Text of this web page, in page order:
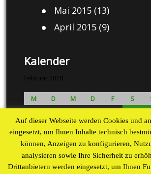
Mai 2015(13)
April 2015(9)
Kalender
Februar 2020
M D M D F S
1
3
4 5 6 7 8
10
11 12 13 14 15
22
24
Auf dieser Webseite werden Cookies und
eingesetzt, um Ihnen Inhalte technisch
können, Anzeigen zu konfigurieren,
analysieren sowie Ihre Sicherheit zu
Drittanbietern werden eingesetzt, um Ihnen